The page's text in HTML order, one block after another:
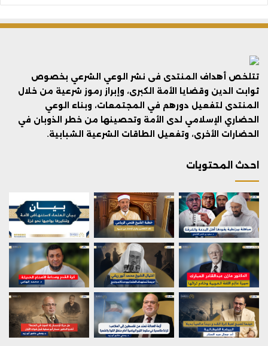
تتلخص أهداف المنتدى فى نشر الوعي الشرعي بخصوص
ثوابت الدين وقضايا الأمة الكبرى، وإبراز رموز شرعية من خلال
المنتدى لتفعيل دورهم في المجتمعات، وبناء الوعي
الحضاري الإسلامي لدى الأمة وتحصينها من خطر الذوبان في
الحضارات الأخرى، وتفعيل الطاقات الشرعية الشبابية.
احدث المحتويات